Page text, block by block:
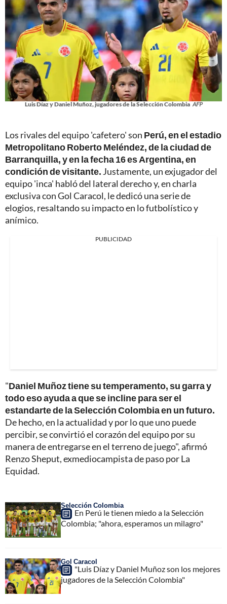
Luis Díaz y Daniel Muñoz, jugadores de la Selección Colombia AFP
Los rivales del equipo 'cafetero' son Perú, en el estadio
Metropolitano Roberto Meléndez, de la ciudad de
Barranquilla, y en la fecha 16 es Argentina, en
condición de visitante. Justamente, un exjugador del
equipo 'inca' habló del lateral derecho y, en charla
exclusiva con Gol Caracol, le dedicó una serie de
elogios, resaltando su impacto en lo futbolístico y
anímico.
PUBLICIDAD
"Daniel Muñoz tiene su temperamento, su garra y
todo eso ayuda a que se incline para ser el
estandarte de la Selección Colombia en un futuro.
De hecho, en la actualidad y por lo que uno puede
percibir, se convirtió el corazón del equipo por su
manera de entregarse en el terreno de juego", afirmó
Renzo Sheput, exmediocampista de paso por La
Equidad.
Selección Colombia
En Perú le tienen miedo a la Selección
Colombia; "ahora, esperamos un milagro"
Gol Caracol
"Luis Díaz y Daniel Muñoz son los mejores
jugadores de la Selección Colombia"